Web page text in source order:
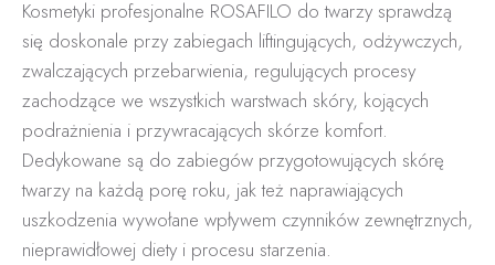
Kosmetyki profesjonalne ROSAFILO do twarzy sprawdzą
się doskonale przy zabiegach liftingujących, odżywczych,
zwalczających przebarwienia, regulujących procesy
zachodzące we wszystkich warstwach skóry, kojących
podrażnienia i przywracających skórze komfort.
Dedykowane są do zabiegów przygotowujących skórę
twarzy na każdą porę roku, jak też naprawiających
uszkodzenia wywołane wpływem czynników zewnętrznych,
nieprawidłowej diety i procesu starzenia.